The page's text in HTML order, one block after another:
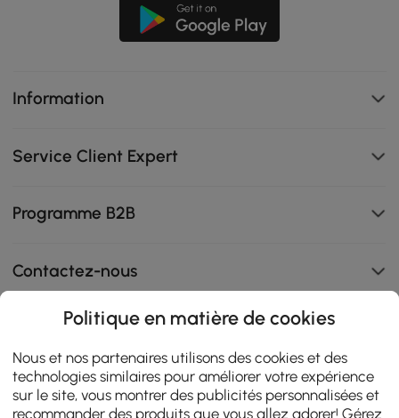
Information
Service Client Expert
Programme B2B
Contactez-nous
108K
4.9
star
rating
AVIS CERTIFIÉS
Politique en matière de cookies
Nous et nos partenaires utilisons des cookies et des
technologies similaires pour améliorer votre expérience
sur le site, vous montrer des publicités personnalisées et
recommander des produits que vous allez adorer! Gérez